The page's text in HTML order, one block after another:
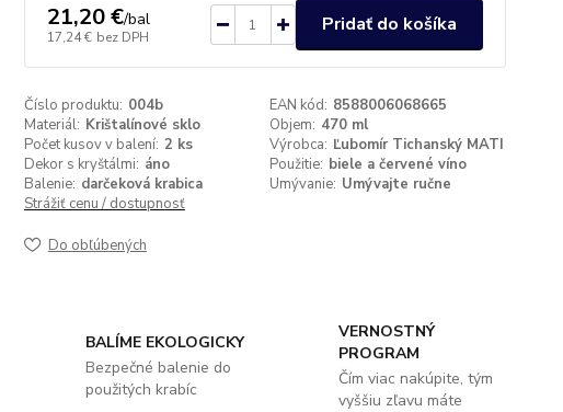
21,20 €/bal
17,24 € bez DPH
Pridať do košíka
Číslo produktu: 004b EAN kód: 8588006068665
Materiál: Krištalínové sklo Objem: 470 ml
Počet kusov v balení: 2 ks Výrobca: Ľubomír Tichanský MATI
Dekor s kryštálmi: áno Použitie: biele a červené víno
Balenie: darčeková krabica Umývanie: Umývajte ručne
Strážiť cenu / dostupnosť
Do obľúbených
BALÍME EKOLOGICKY
Bezpečné balenie do
použitých krabíc
VERNOSTNÝ
PROGRAM
Čím viac nakúpite, tým
vyššiu zľavu máte